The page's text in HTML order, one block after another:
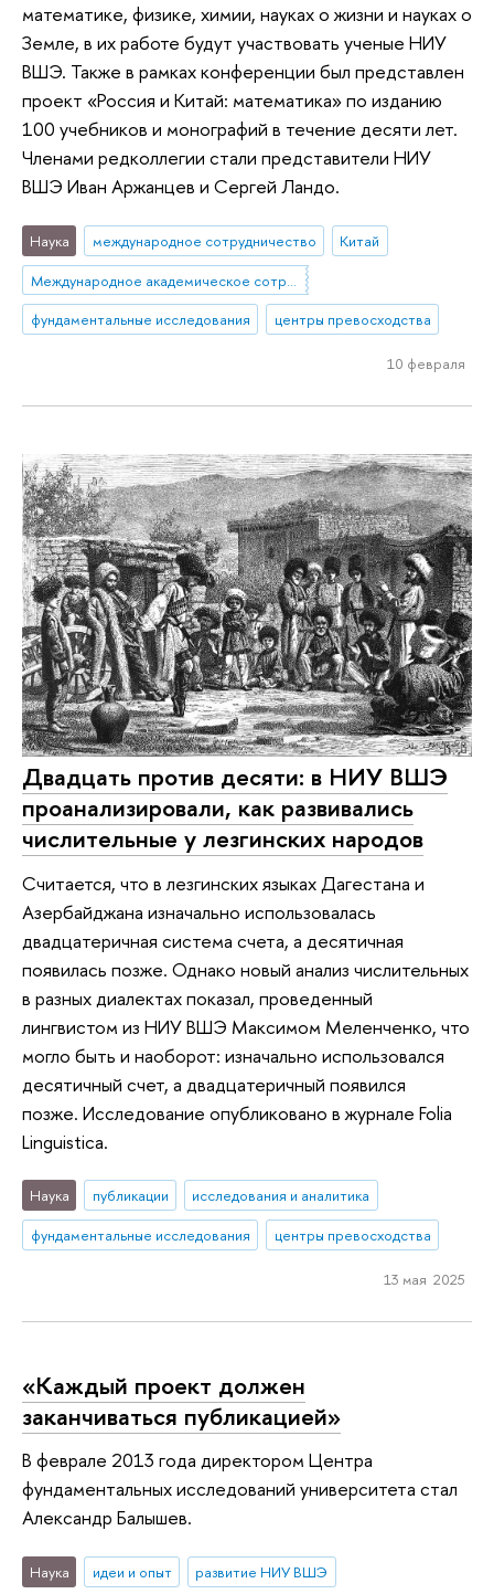
математике, физике, химии, науках о жизни и науках о
Земле, в их работе будут участвовать ученые НИУ
ВШЭ. Также в рамках конференции был представлен
проект «Россия и Китай: математика» по изданию
100 учебников и монографий в течение десяти лет.
Членами редколлегии стали представители НИУ
ВШЭ Иван Аржанцев и Сергей Ландо.
Наука международное сотрудничество
Китай
фундаментальные исследования
центры превосходства
10 февраля
Двадцать против десяти: в НИУ ВШЭ
проанализировали, как развивались
числительные у лезгинских народов
Считается, что в лезгинских языках Дагестана и
Азербайджана изначально использовалась
двадцатеричная система счета, а десятичная
появилась позже. Однако новый анализ числительных
в разных диалектах показал, проведенный
лингвистом из НИУ ВШЭ Максимом Меленченко, что
могло быть и наоборот: изначально использовался
десятичный счет, а двадцатеричный появился
позже. Исследование опубликовано в журнале Folia
Linguistica.
Наука публикации
исследования и аналитика
фундаментальные исследования
центры превосходства
13 мая 2025
«Каждый проект должен
заканчиваться публикацией»
В феврале 2013 года директором Центра
фундаментальных исследований университета стал
Александр Балышев.
Наука идеи и опыт развитие НИУ ВШЭ